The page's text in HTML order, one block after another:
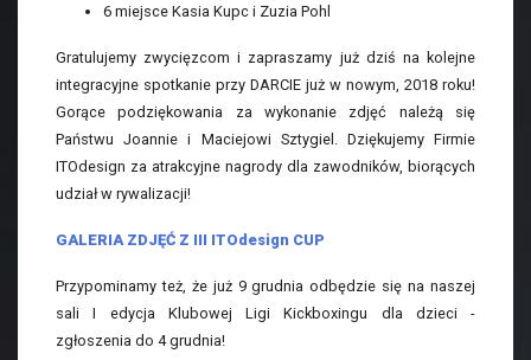
6 miejsce Kasia Kupc i Zuzia Pohl
Gratulujemy zwycięzcom i zapraszamy już dziś na kolejne
integracyjne spotkanie przy DARCIE już w nowym, 2018 roku!
Gorące podziękowania za wykonanie zdjęć należą się
Państwu Joannie i Maciejowi Sztygiel. Dziękujemy Firmie
ITOdesign za atrakcyjne nagrody dla zawodników, biorących
udział w rywalizacji!
GALERIA ZDJĘĆ Z III ITOdesign CUP
Przypominamy też, że już 9 grudnia odbędzie się na naszej
sali I edycja Klubowej Ligi Kickboxingu dla dzieci -
zgłoszenia do 4 grudnia!